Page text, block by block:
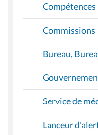
Compétences
Commissions
Bureau,
Service de
Lanceur